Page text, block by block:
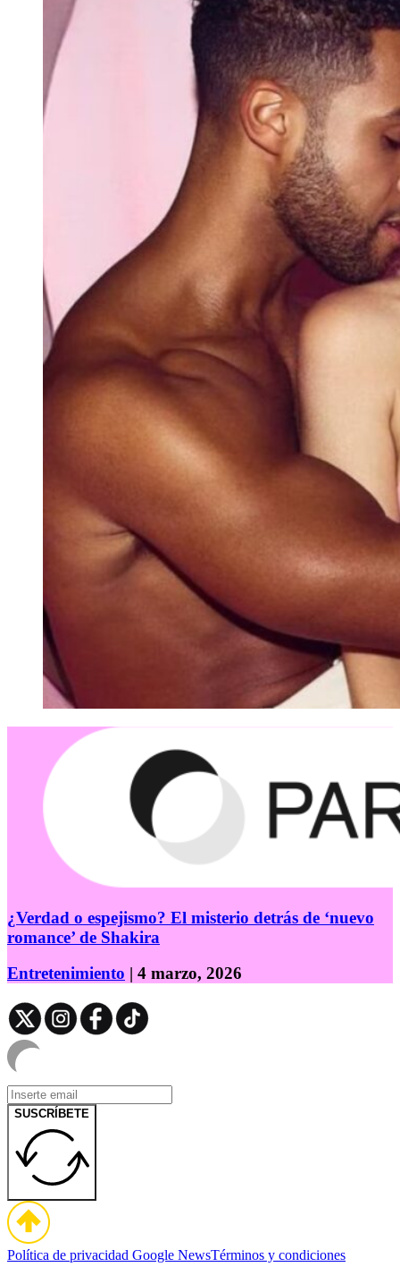
¿Verdad o espejismo? El misterio detrás de ‘nuevo
romance’ de Shakira
Entretenimiento | 4 marzo, 2026
SUSCRÍBETE
Política de privacidad Google NewsTérminos y condiciones